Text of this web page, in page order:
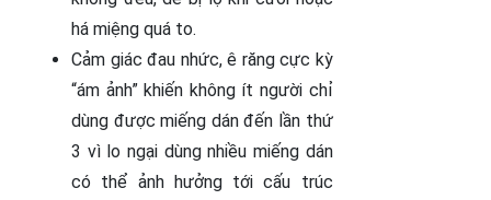
há miệng quá to.
Cảm giác đau nhức, ê răng cực kỳ
“ám ảnh” khiến không ít người chỉ
dùng được miếng dán đến lần thứ
3 vì lo ngại dùng nhiều miếng dán
có thể ảnh hưởng tới cấu trúc